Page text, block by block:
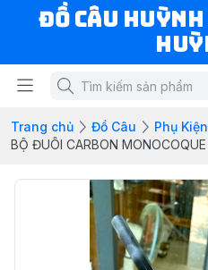
ĐỒ CÂU
Trang chủ Đồ Câu
Phụ
BỘ ĐUÔI CARBON MONOCOQUE